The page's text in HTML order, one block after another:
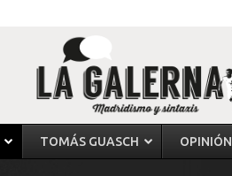
TOMÁS GUASCH OPINIÓN